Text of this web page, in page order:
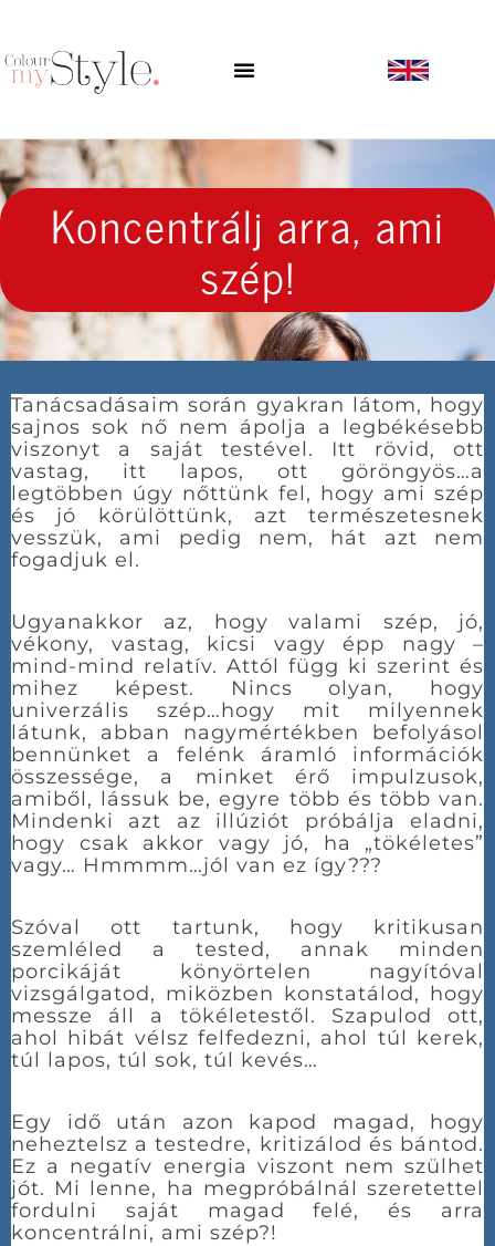
Koncentrálj arra, ami
szép!
Tanácsadásaim során gyakran látom, hogy
sajnos sok nő nem ápolja a legbékésebb
viszonyt a saját testével. Itt rövid, ott
vastag, itt lapos, ott göröngyös…a
legtöbben úgy nőttünk fel, hogy ami szép
és jó körülöttünk, azt természetesnek
vesszük, ami pedig nem, hát azt nem
fogadjuk el.
Ugyanakkor az, hogy valami szép, jó,
vékony, vastag, kicsi vagy épp nagy –
mind-mind relatív. Attól függ ki szerint és
mihez képest. Nincs olyan, hogy
univerzális szép…hogy mit milyennek
látunk, abban nagymértékben befolyásol
bennünket a felénk áramló információk
összessége, a minket érő impulzusok,
amiből, lássuk be, egyre több és több van.
Mindenki azt az illúziót próbálja eladni,
hogy csak akkor vagy jó, ha „tökéletes”
vagy… Hmmmm…jól van ez így???
Szóval ott tartunk, hogy kritikusan
szemléled a tested, annak minden
porcikáját könyörtelen nagyítóval
vizsgálgatod, miközben konstatálod, hogy
messze áll a tökéletestől. Szapulod ott,
ahol hibát vélsz felfedezni, ahol túl kerek,
túl lapos, túl sok, túl kevés…
Egy idő után azon kapod magad, hogy
neheztelsz a testedre, kritizálod és bántod.
Ez a negatív energia viszont nem szülhet
jót. Mi lenne, ha megpróbálnál szeretettel
fordulni saját magad felé, és arra
koncentrálni, ami szép?!